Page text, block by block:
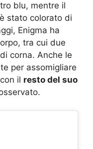
blu, mentre il
stato colorato di
Enigma ha
tra cui due
corna. Anche le
per assomigliare
il resto del suo